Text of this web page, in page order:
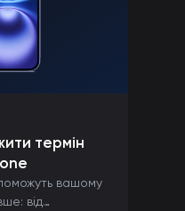
термін
вашому
від